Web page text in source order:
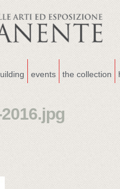
events the collection